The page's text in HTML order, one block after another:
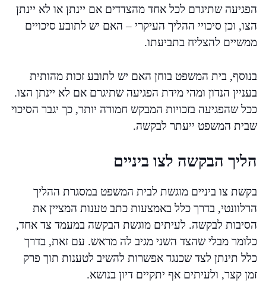
הפגיעה שתיגרם לכל אחד מהצדדים אם יינתן או לא יינתן
הצו, וכן סיכויי ההליך העיקרי – האם יש לתובע סיכויים
ממשיים להצליח בתביעתו.
בנוסף, בית המשפט בוחן האם יש לתובע זכות מהותית
בעניין הנדון ומהי מידת הפגיעה שתיגרם אם לא יינתן הצו.
ככל שהפגיעה בזכויות המבקש חמורה יותר, כך יגבר הסיכוי
שבית המשפט ייעתר לבקשה.
הליך הבקשה לצו ביניים
בקשת צו ביניים מוגשת לבית המשפט במסגרת ההליך
הרלוונטי, בדרך כלל באמצעות כתב טענות המציין את
הסיבות לבקשה. לעיתים מוגשת הבקשה במעמד צד אחד,
כלומר מבלי שהצד השני מגיב לה מראש. עם זאת, בדרך
כלל תינתן לצד שכנגד אפשרות להשיב לטענות תוך פרק
זמן קצר, ולעיתים אף יתקיים דיון בנושא.